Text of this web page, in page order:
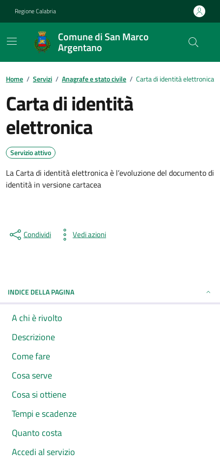
Regione Calabria
Comune di San Marco
Argentano
Home / Servizi / Anagrafe e stato civile / Carta di identità elettronica
Carta di identità
elettronica
Servizio attivo
La Carta di identità elettronica è l’evoluzione del documento di
identità in versione cartacea
Condividi Vedi azioni
INDICE DELLA PAGINA
A chi è rivolto
Descrizione
Come fare
Cosa serve
Cosa si ottiene
Tempi e scadenze
Quanto costa
Accedi al servizio